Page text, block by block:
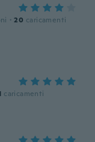
· 20 caricamenti
caricamenti